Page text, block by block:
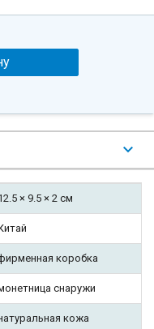
× 9.5 × 2 см
коробка
снаружи
кожа